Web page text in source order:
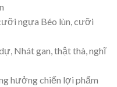
ngựa Béo lùn, cưỡi
Nhát gan, thật thà, nghĩ
hưởng chiến lợi phẩm